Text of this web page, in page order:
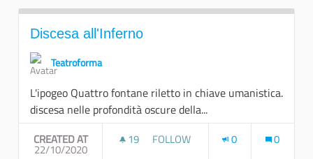
Discesa all'Inferno
Teatroforma
L'ipogeo Quattro fontane riletto in chiave umanistica.
discesa nelle profondità oscure della...
CREATED AT
22/10/2020
19 19 FOLLOWERS
FOLLOW 0 0